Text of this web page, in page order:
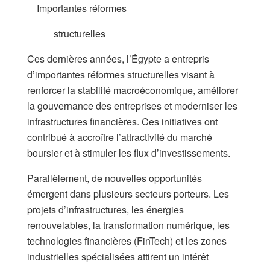
Importantes réformes
structurelles
Ces dernières années, l’Égypte a entrepris
d’importantes réformes structurelles visant à
renforcer la stabilité macroéconomique, améliorer
la gouvernance des entreprises et moderniser les
infrastructures financières. Ces initiatives ont
contribué à accroître l’attractivité du marché
boursier et à stimuler les flux d’investissements.
Parallèlement, de nouvelles opportunités
émergent dans plusieurs secteurs porteurs. Les
projets d’infrastructures, les énergies
renouvelables, la transformation numérique, les
technologies financières (FinTech) et les zones
industrielles spécialisées attirent un intérêt